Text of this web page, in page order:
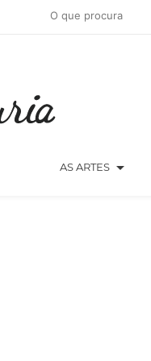
AS ARTES arrow_drop_down